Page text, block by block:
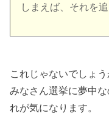
しまえば、それを
これじゃないでしょう
みなさん選挙に夢中
れが気になります。